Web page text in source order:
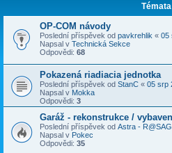
Témata
OP-COM návody
Poslední příspěvek od pavkrehlik « 05
Napsal v Technická Sekce
Odpovědi: 68
Pokazená riadiacia jednotka
Poslední příspěvek od StanC « 05 srp
Napsal v Mokka
Odpovědi: 3
Garáž - rekonstrukce /
Poslední příspěvek od Astra - R@SAG
Napsal v Pokec
Odpovědi: 35